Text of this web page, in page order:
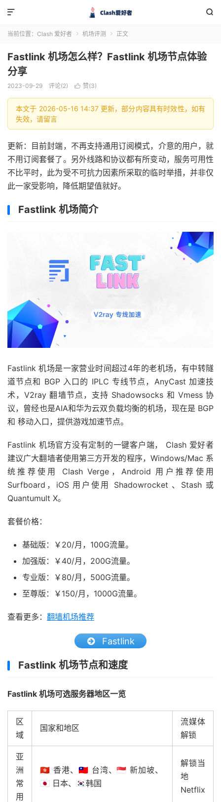


当前位置： Clash 爱好者  机场评测  正文
Fastlink 机场怎么样？Fastlink 机场节点体验
分享
2023-09-29 评论(2)  赞(3)
本文于 2026-05-16 14:37 更新，部分内容具有时效性，如有
失效，请留言
更新：目前封端，不再支持通用订阅模式，介意的用户，就
不用订阅套餐了。另外线路和协议都有所变动，服务可用性
不比平时，此为受不可抗力因素所采取的临时举措，并非仅
此一家受影响，降低期望值就好。
Fastlink 机场简介
Fastlink 机场是一家营业时间超过4年的老机场，有中转隧
道节点和 BGP 入口的 IPLC 专线节点，AnyCast 加速技
术，V2ray 翻墙节点，支持 Shadowsocks 和 Vmess 协
议，曾经也是AIA和华为云双负载均衡的机场，现在是 BGP
和 移动入口，提供游戏加速节点。
Fastlink 机场官方没有定制的一键客户端， Clash 爱好者
建议广大翻墙者使用第三方开发的程序，Windows/Mac 系
统推荐使用 Clash Verge，Android 用户推荐使用
Surfboard，iOS 用户使用 Shadowrocket 、Stash 或
Quantumult X。
套餐价格：
基础版：￥20/月，100G流量。
加强版：￥40/月，200G流量。
专业版：￥80/月，500G流量。
至尊版：￥150/月，1000G流量。
查看更多： 翻墙机场推荐
Fastlink
Fastlink 机场节点和速度
Fastlink 机场可选服务器地区一览
区
域
国家和地区
流媒体
解锁
亚
洲
常
用
🇭🇰 香港、🇹🇼 台湾、🇸🇬 新加坡、
🇯🇵 日本、🇰🇷韩国
解锁当
地
Netflix